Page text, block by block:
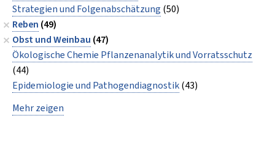
Strategien und Folgenabschätzung (50)
Reben (49)
Obst und Weinbau (47)
Ökologische Chemie Pflanzenanalytik und Vorratsschutz
(44)
Epidemiologie und Pathogendiagnostik(43)
Mehr zeigen